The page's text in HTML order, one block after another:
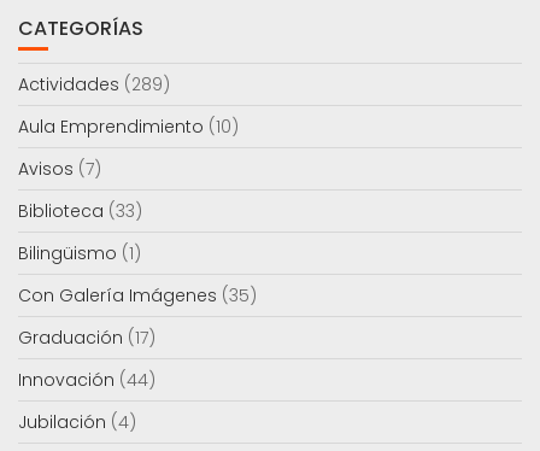
CATEGORÍAS
Actividades (289)
Aula Emprendimiento (10)
Avisos (7)
Biblioteca (33)
Bilingüismo (1)
Con Galería Imágenes (35)
Graduación (17)
Innovación (44)
Jubilación (4)